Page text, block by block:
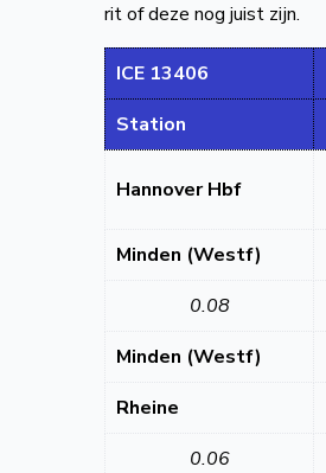
rit of deze nog juist zijn.
ICE 13406
Station
Hannover Hbf
Minden (Westf)
0.08
Minden (Westf)
Rheine
0.06